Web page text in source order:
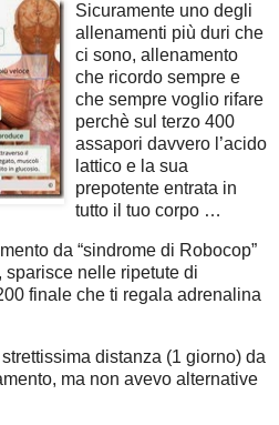
Sicuramente uno degli
allenamenti più duri che
ci sono, allenamento
che ricordo sempre e
che sempre voglio rifare
perchè sul terzo 400
assapori davvero l’acido
lattico e la sua
prepotente entrata in
tutto il tuo corpo …
da “sindrome di Robocop”
sparisce nelle ripetute di
finale che ti regala adrenalina
distanza (1 giorno) da
ma non avevo alternative